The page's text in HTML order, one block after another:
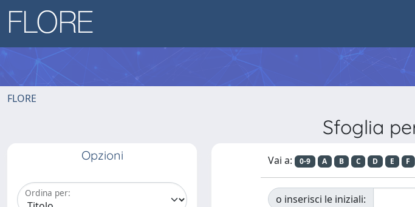
FLORE
Sfoglia
Opzioni
Ordina per:
Vai a: 0-9 A B C D E F
o inserisci le iniziali: